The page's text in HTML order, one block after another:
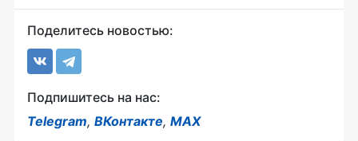
Поделитесь новостью:
Подпишитесь на нас:
Telegram, ВКонтакте, MAX